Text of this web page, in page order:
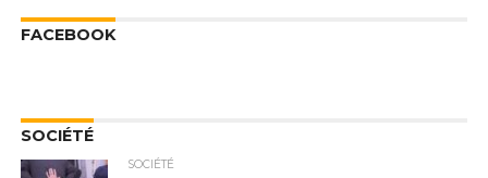
FACEBOOK
SOCIÉTÉ
SOCIÉTÉ